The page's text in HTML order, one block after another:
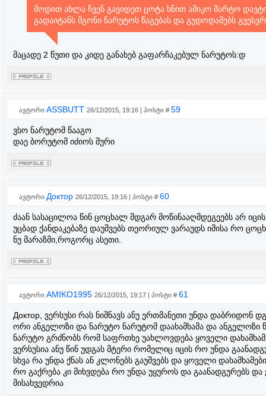
მოდით ახლა ჩვენ გავიდეთ ცოტა ხნით ამიკო მარტო
გადაიტანს მგონი ნარუტოს წაგებას და გუდოდამებს
მაცადე 2 წუთი და კიდე განახებ გაფარჩაკებულ ნარუტოს:დ
ავტორი ASSBUTT 26/12/2015, 19:16 | პოსტი # 59
ვსო ნარუტომ წააგო
დაე ბორუტომ იძიოს შური
ავტორი Доктор 26/12/2015, 19:16 | პოსტი # 60
ძაან სასაცილოა წინ ცოცხალ მდგარ მოწინააღმდეგეებს არ
უცბად ქანდაკებაზე დაუშვებს თეორიულ ვარაუდს იმისა რო
ნუ მარაზმი,როგორც ასეთი.
ავტორი AMIKO1995 26/12/2015, 19:17 | პოსტი # 61
Доктор, ვერსუსი რას ნიშნავს ანუ ერთმანეთი უნდა დაბრიდონ
ორი ანგელოზი და ნარუტო ნარუტომ დაახამხამა და ანგელოზი
ნარუტო გრძნობს რომ საფრთხე უახლოვდება ყოველი
ვერსუსია ანუ წინ უდგას მტერი რომელიც იცის რო უნდა
სხვა რა უნდა ქნას ან კლონებს გაუშვებს და ყოველი
რო გაქრება კი მიხვდება რო უნდა უყუროს და გაანადგურებს და
მისახვედრია